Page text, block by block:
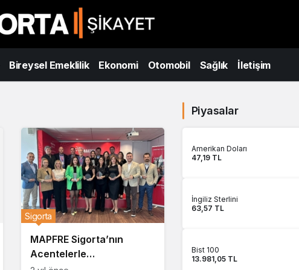
Bireysel Emeklilik Ekonomi Otomobil Sağlık İletişim
MAPFRE Sigorta’nın
Acentelerle
Sigorta
Piyasalar
Amerikan Doları
47,19 TL
İngiliz Sterlini
63,57 TL
Bist 100
13.981,05 TL